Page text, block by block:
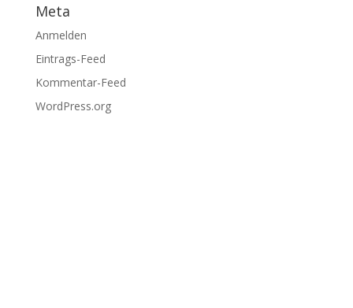
Meta
Anmelden
Eintrags-Feed
Kommentar-Feed
WordPress.org